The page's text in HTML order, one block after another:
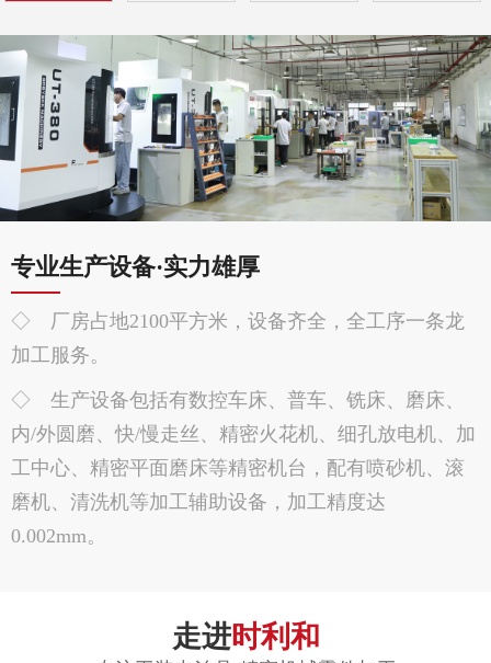
专业生产设备·实力雄厚
◇ 厂房占地2100平方米，设备齐全，全工序一条龙
加工服务。
◇ 生产设备包括有数控车床、普车、铣床、磨床、
内/外圆磨、快/慢走丝、精密火花机、细孔放电机、加
工中心、精密平面磨床等精密机台，配有喷砂机、滚
磨机、清洗机等加工辅助设备，加工精度达
0.002mm。
走进时利和